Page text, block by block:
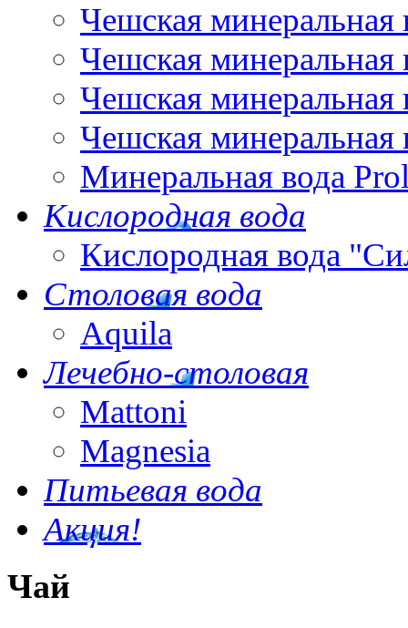
Чешская минеральная
Чешская минеральная
Чешская минеральная
Чешская минеральная
Минеральная вода
Кислородная вода
Кислородная вода
Столовая вода
Aquila
Лечебно-столовая
Mattoni
Magnesia
Питьевая вода
Акция!
Чай